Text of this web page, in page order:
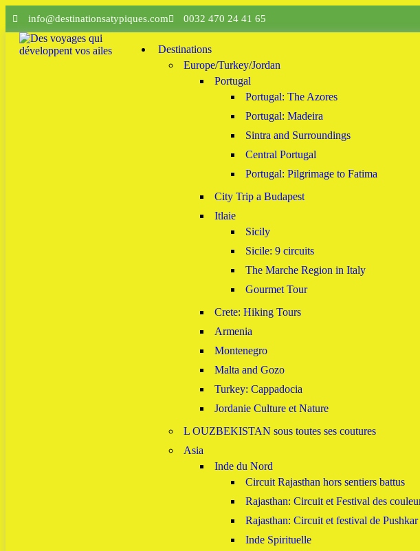
info@destinationsatypiques.com 0032 470 24 41 65
Destinations
Europe/Turkey/Jordan
Portugal
Portugal: The Azores
Portugal: Madeira
Sintra and Surroundings
Central Portugal
Portugal: Pilgrimage to Fatima
City Trip a Budapest
Itlaie
Sicily
Sicile: 9 circuits
The Marche Region in Italy
Gourmet Tour
Crete: Hiking Tours
Armenia
Montenegro
Malta and Gozo
Turkey: Cappadocia
Jordanie Culture et Nature
L OUZBEKISTAN sous toutes ses coutures
Asia
Inde du Nord
Circuit Rajasthan hors sentiers battus
Rajasthan: Circuit et Festival des
Rajasthan: Circuit et festival de Pushkar
Inde Spirituelle